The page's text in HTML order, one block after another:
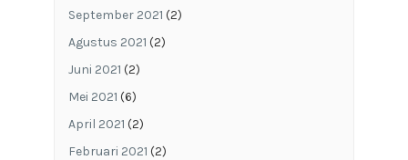
September 2021 (2)
Agustus 2021 (2)
Juni 2021 (2)
Mei 2021 (6)
April 2021 (2)
Februari 2021 (2)